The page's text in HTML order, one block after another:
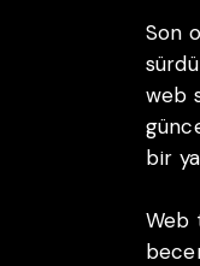
Son
web
bir
Web